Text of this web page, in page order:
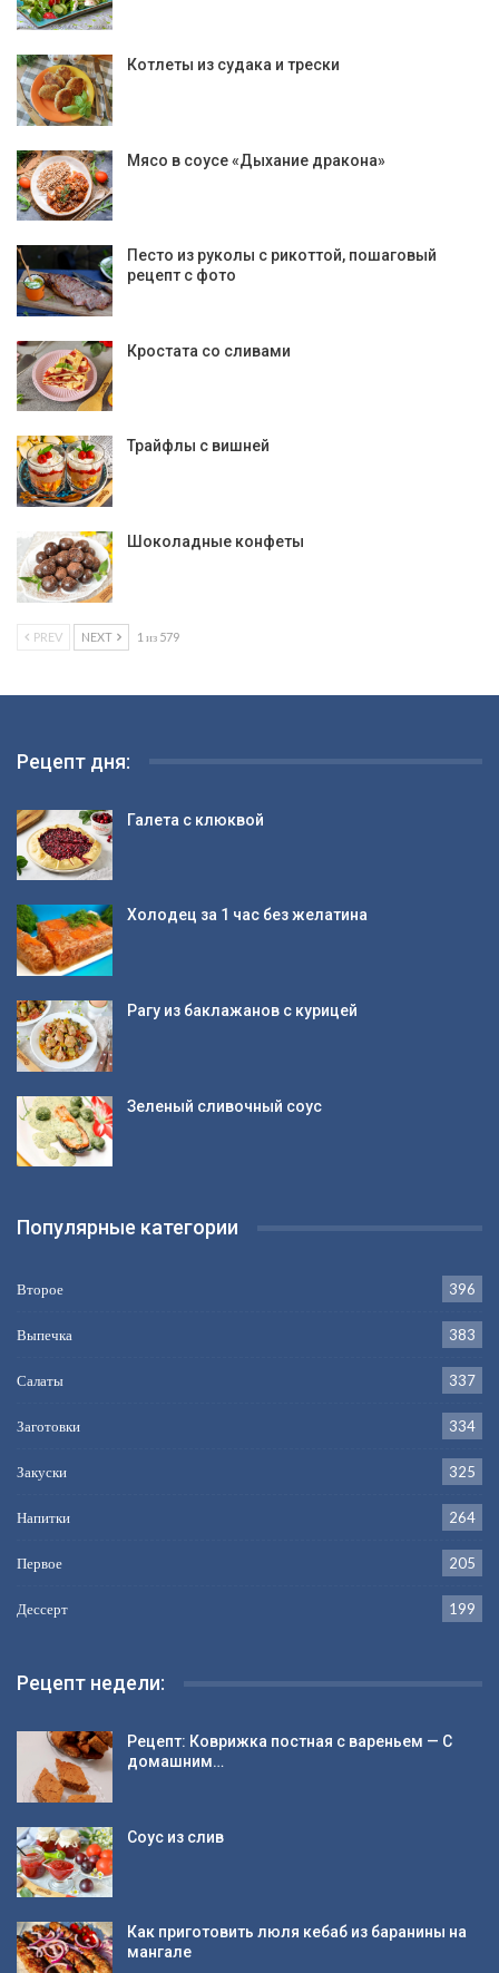
Котлеты из судака и трески
Мясо в соусе «Дыхание дракона»
Песто из руколы с рикоттой, пошаговый
рецепт с фото
Кростата со сливами
Трайфлы с вишней
Шоколадные конфеты
PREV NEXT 1 из 579
Рецепт дня:
Галета с клюквой
Холодец за 1 час без желатина
Рагу из баклажанов с курицей
Зеленый сливочный соус
Популярные категории
Второе 396
Выпечка 383
Салаты 337
Заготовки 334
Закуски 325
Напитки 264
Первое 205
Дессерт 199
Рецепт недели:
Рецепт: Коврижка постная с вареньем — С
домашним…
Соус из слив
Как приготовить люля кебаб из баранины на
мангале